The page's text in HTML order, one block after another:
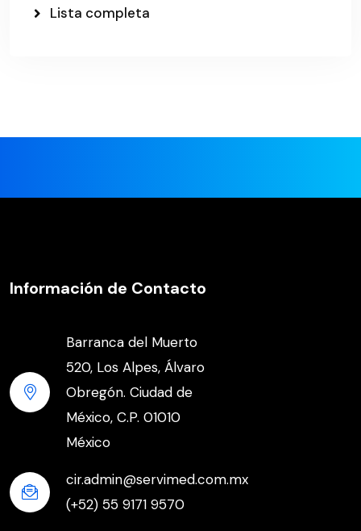
Lista completa
Información de Contacto
Barranca del Muerto
520, Los Alpes, Álvaro
Obregón. Ciudad de
México, C.P. 01010
México
cir.admin@servimed.com.mx
(+52) 55 9171 9570